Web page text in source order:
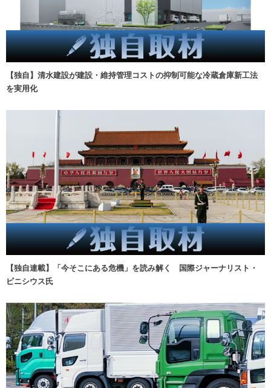
【独自】清水建設が建設・維持管理コストの抑制可能な冷蔵倉庫新工法
を実用化
【独自連載】「今そこにある危機」を読み解く 国際ジャーナリスト・
ビニシウス氏